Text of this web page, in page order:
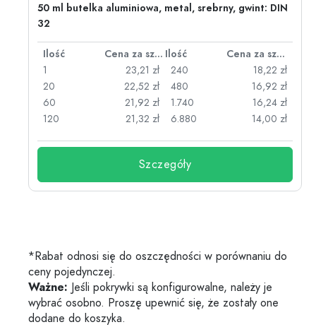
50 ml butelka aluminiowa, metal, srebrny, gwint: DIN
32
Ilość Cena za sztukę Ilość
Cena za sztukę
1
23,21 zł
20
22,52 zł
60
21,92 zł
120
21,32 zł
240
18,22 zł
480
16,92 zł
1.740
16,24 zł
6.880
14,00 zł
Szczegóły
*Rabat odnosi się do oszczędności w porównaniu do
ceny pojedynczej.
Ważne: Jeśli pokrywki są konfigurowalne, należy je
wybrać osobno. Proszę upewnić się, że zostały one
dodane do koszyka.